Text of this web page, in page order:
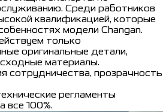
Среди работников
квалификацией, которые
модели Changan.
только
оригинальные детали,
материалы.
сотрудничества, прозрачность
регламенты
все 100%.